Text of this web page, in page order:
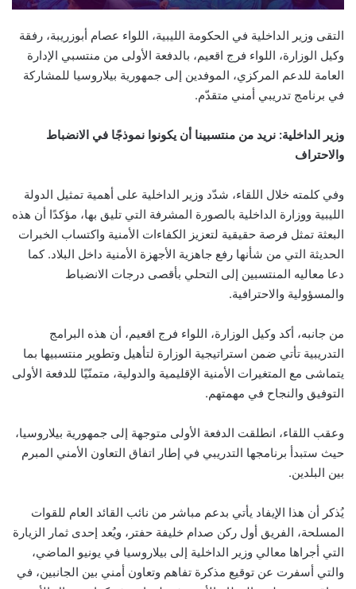
التقى وزير الداخلية في الحكومة الليبية، اللواء عصام أبوزريبة، رفقة
وكيل الوزارة، اللواء فرج اقعيم، بالدفعة الأولى من منتسبي الإدارة
العامة للدعم المركزي، الموفدين إلى جمهورية بيلاروسيا للمشاركة
في برنامج تدريبي أمني متقدّم.
وزير الداخلية: نريد من منتسبينا أن يكونوا نموذجًا في الانضباط
والاحتراف
وفي كلمته خلال اللقاء، شدّد وزير الداخلية على أهمية تمثيل الدولة
الليبية ووزارة الداخلية بالصورة المشرفة التي تليق بها، مؤكدًا أن هذه
البعثة تمثل فرصة حقيقية لتعزيز الكفاءات الأمنية واكتساب الخبرات
الحديثة التي من شأنها رفع جاهزية الأجهزة الأمنية داخل البلاد. كما
دعا معاليه المنتسبين إلى التحلي بأقصى درجات الانضباط
والمسؤولية والاحترافية.
من جانبه، أكد وكيل الوزارة، اللواء فرج اقعيم، أن هذه البرامج
التدريبية تأتي ضمن استراتيجية الوزارة لتأهيل وتطوير منتسبيها بما
يتماشى مع المتغيرات الأمنية الإقليمية والدولية، متمنّيًا للدفعة الأولى
التوفيق والنجاح في مهمتهم.
وعقب اللقاء، انطلقت الدفعة الأولى متوجهة إلى جمهورية بيلاروسيا،
حيث ستبدأ برنامجها التدريبي في إطار اتفاق التعاون الأمني المبرم
بين البلدين.
يُذكر أن هذا الإيفاد يأتي بدعم مباشر من نائب القائد العام للقوات
المسلحة، الفريق أول ركن صدام خليفة حفتر، ويُعد إحدى ثمار الزيارة
التي أجراها معالي وزير الداخلية إلى بيلاروسيا في يونيو الماضي،
والتي أسفرت عن توقيع مذكرة تفاهم وتعاون أمني بين الجانبين، في